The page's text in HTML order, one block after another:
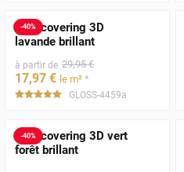
-40%
Film covering 3D
lavande brillant
à partir de 29,95 €
17,97 € le m² *
*****
GLOSS-4459a
-40%
Film covering 3D vert
forêt brillant